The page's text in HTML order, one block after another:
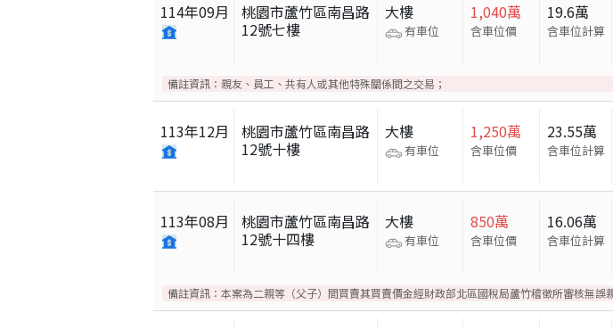
114年09月
桃園市蘆竹區南昌路
12號七樓
大樓
有車位
1,040萬
含車位價
19.6萬
含車位計算
備註資訊： 親友、員工、共有人或其他特殊關係間之交易；
113年12月
桃園市蘆竹區南昌路
12號十樓
大樓
有車位
1,250萬
含車位價
23.55萬
含車位計算
113年08月
桃園市蘆竹區南昌路
12號十四樓
大樓
有車位
850萬
含車位價
16.06萬
含車位計算
備註資訊： 本案為二親等（父子）間買賣其買賣價金經財政部北區國稅局蘆竹稽徵所審核無誤